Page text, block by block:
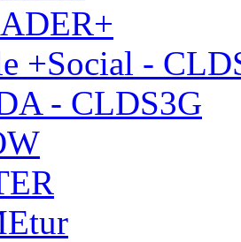
+Social -
- CLDS3G